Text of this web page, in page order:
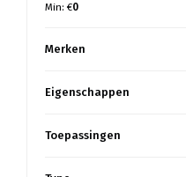
Min: €0
Merken
Eigenschappen
Toepassingen